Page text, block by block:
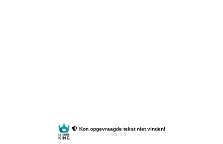
Kon opgevraagde tekst niet vinden!
v.1.5.3